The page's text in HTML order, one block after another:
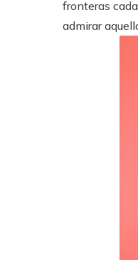
fronteras
admirar